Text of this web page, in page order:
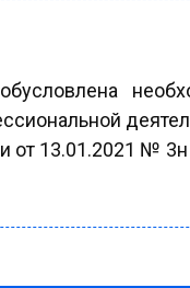
13.01.2021 №